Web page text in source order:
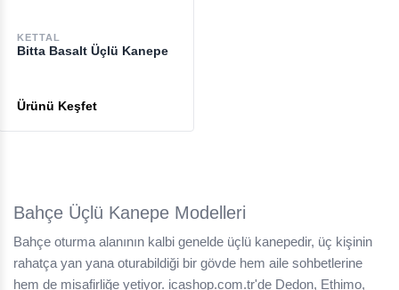
KETTAL
Bitta Basalt Üçlü Kanepe
Bahçe Üçlü Kanepe Modelleri
Bahçe oturma alanının kalbi genelde üçlü kanepedir, üç kişinin
rahatça yan yana oturabildiği bir gövde hem aile sohbetlerine
hem de misafirliğe yetiyor. icashop.com.tr'de Dedon, Ethimo,